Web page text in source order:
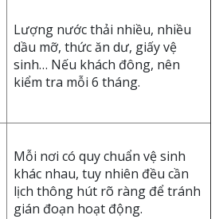
Lượng nước thải nhiều, nhiều
dầu mỡ, thức ăn dư, giấy vệ
sinh… Nếu khách đông, nên
kiểm tra mỗi 6 tháng.
Mỗi nơi có quy chuẩn vệ sinh
khác nhau, tuy nhiên đều cần
lịch thông hút rõ ràng để tránh
gián đoạn hoạt động.